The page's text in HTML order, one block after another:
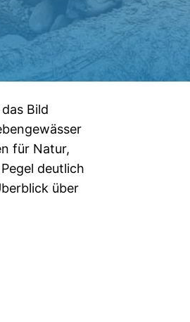
Bild
für Natur,
deutlich
über